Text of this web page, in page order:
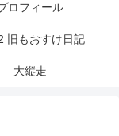
ロフィール
旧もおすけ日記
大縦走